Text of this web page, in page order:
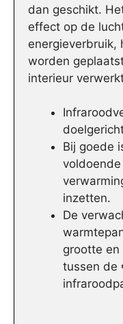
dan geschikt.
effect op de
energieverbruik,
worden
interieur
Bij goede
inzetten.
De
grootte en
tussen de